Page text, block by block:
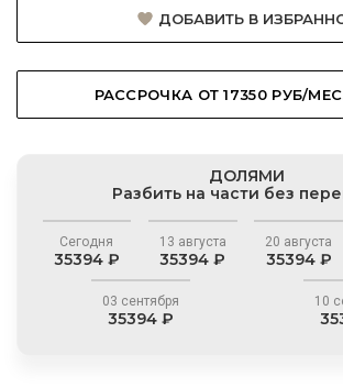
ДОБАВИТЬ В
РАССРОЧКА ОТ 17350 РУБ/
ДОЛЯМИ
Разбить на части без
Сегодня
35394 ₽
13 августа
35394 ₽
20 августа
35394 ₽
03 сентября
35394 ₽
10